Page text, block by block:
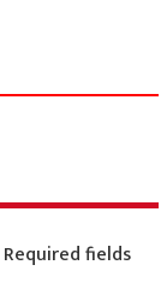
Required fields